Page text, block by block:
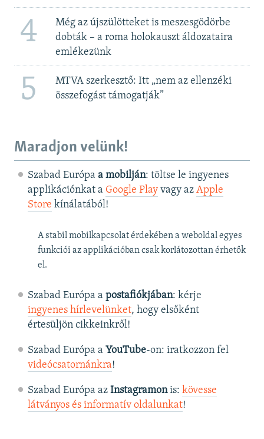
4
Még az újszülötteket is meszesgödörbe
dobták – a roma holokauszt áldozataira
emlékezünk
5
MTVA szerkesztő: Itt „nem az ellenzéki
összefogást támogatják”
Maradjon velünk!
Szabad Európa a mobilján: töltse le ingyenes
applikációnkat a Google Playvagy az Apple
Store kínálatából!
A stabil mobilkapcsolat érdekében a weboldal egyes
funkciói az applikációban csak korlátozottan érhetők
el.
Szabad Európa a postafiókjában: kérje
ingyenes hírlevelünket, hogy elsőként
értesüljön cikkeinkről!
Szabad Európa a YouTube-on: iratkozzon fel
videócsatornánkra!
Szabad Európa az Instagramonis: kövesse
látványos és informatív oldalunkat! ​